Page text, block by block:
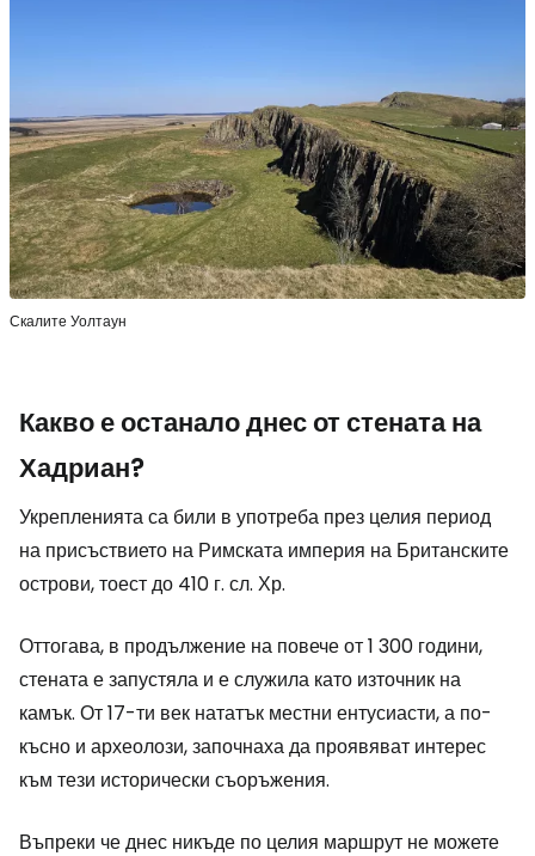
Скалите Уолтаун
Какво е останало днес от стената на
Хадриан?
Укрепленията са били в употреба през целия период
на присъствието на Римската империя на Британските
острови, тоест до 410 г. сл. Хр.
Оттогава, в продължение на повече от 1 300 години,
стената е запустяла и е служила като източник на
камък. От 17-ти век нататък местни ентусиасти, а по-
късно и археолози, започнаха да проявяват интерес
към тези исторически съоръжения.
Въпреки че днес никъде по целия маршрут не можете